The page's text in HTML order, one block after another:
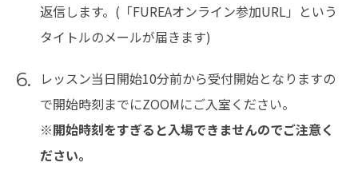
返信します。(「FUREAオンライン参加URL」という
タイトルのメールが届きます)
6.
レッスン当日開始10分前から受付開始となりますの
で開始時刻までにZOOMにご入室ください。
※開始時刻をすぎると入場できませんのでご注意く
ださい。